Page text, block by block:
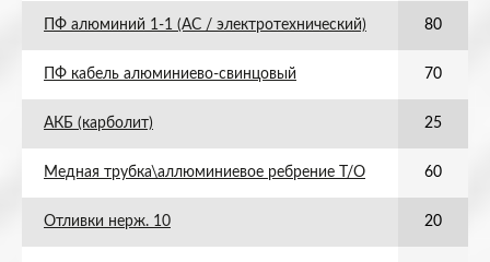
ПФ алюминий 1-1 (АС / электротехнический) 80
ПФ кабель алюминиево-свинцовый 70
АКБ (карболит) 25
Медная трубка\аллюминиевое ребрение Т/О 60
Отливки нерж. 10 20